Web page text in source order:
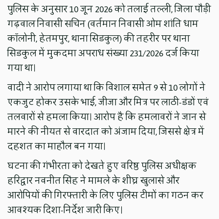
पुलिस के अनुसार 10 जून 2026 को तलाई तल्ली, जिला पौड़ी
गढ़वाल निवासी सचिन (वर्तमान निवासी ओम शांति धाम
कॉलोनी, हेतमपुर, थाना सिडकुल) की तहरीर पर थाना
सिडकुल में मुकदमा अपराध संख्या 231/2026 दर्ज किया
गया था।
वादी ने आरोप लगाया था कि विशाल समेत 9 से 10 लोगों ने
एकजुट होकर उसके भाई, जीजा और मित्र पर लाठी-डंडों एवं
तलवारों से हमला किया। आरोप है कि हमलावरों ने जान से
मारने की नीयत से वारदात को अंजाम दिया, जिससे क्षेत्र में
दहशत का माहौल बन गया।
घटना की गंभीरता को देखते हुए वरिष्ठ पुलिस अधीक्षक
हरिद्वार नवनीत सिंह ने मामले के शीघ्र खुलासे और
आरोपियों की गिरफ्तारी के लिए पुलिस टीमों का गठन कर
आवश्यक दिशा-निर्देश जारी किए।